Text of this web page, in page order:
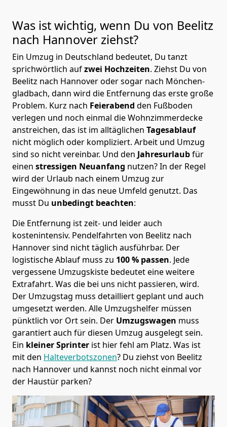
Was ist wichtig, wenn Du von Beelitz
nach Hannover ziehst?
Ein Umzug in Deutschland bedeutet, Du tanzt
sprichwörtlich aufzwei Hochzeiten. Ziehst Du von
Beelitz nach Hannover oder sogar nach Mönchen­
gladbach, dann wird die Entfernung das erste große
Problem. Kurz nach Feierabend den Fußboden
verlegen und noch einmal die Wohnzimmerdecke
anstreichen, das ist im alltäglichen Tagesablauf
nicht möglich oder kompliziert. Arbeit und Umzug
sind so nicht vereinbar. Und den Jahresurlaubfür
einen stressigen Neuanfang nutzen? In der Regel
wird der Urlaub nach einem Umzug zur
Eingewöhnung in das neue Umfeld genutzt. Das
musst Du unbedingt beachten:
Die Entfernung ist zeit- und leider auch
kostenintensiv. Pendelfahrten von Beelitz nach
Hannover sind nicht täglich ausführbar. Der
logistische Ablauf muss zu 100 % passen. Jede
vergessene Umzugskiste bedeutet eine weitere
Extrafahrt. Was die bei uns nicht passieren, wird.
Der Umzugstag muss detailliert geplant und auch
umgesetzt werden. Alle Umzugshelfer müssen
pünktlich vor Ort sein. Der Umzugswagen muss
garantiert auch für diesen Umzug ausgelegt sein.
Ein kleiner Sprinter ist hier fehl am Platz. Was ist
mit den Halteverbotszonen? Du ziehst von Beelitz
nach Hannover und kannst noch nicht einmal vor
der Haustür parken?